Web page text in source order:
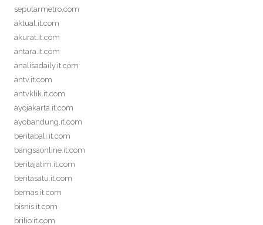
seputarmetro.com
aktual.it.com
akurat.it.com
antara.it.com
analisadaily.it.com
antv.it.com
antvklik.it.com
ayojakarta.it.com
ayobandung.it.com
beritabali.it.com
bangsaonline.it.com
beritajatim.it.com
beritasatu.it.com
bernas.it.com
bisnis.it.com
brilio.it.com